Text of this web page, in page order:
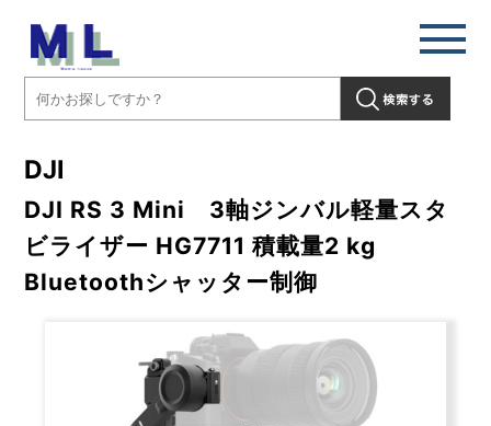
DJI
DJI RS 3 Mini 3軸ジンバル軽量スタ
ビライザー HG7711 積載量2 kg
Bluetoothシャッター制御